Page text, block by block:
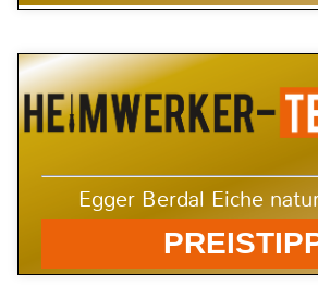
Egger Berdal Eiche